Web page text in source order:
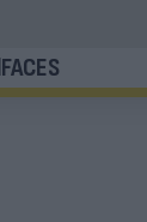
FACES